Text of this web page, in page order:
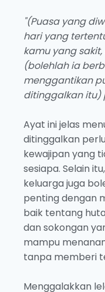
"(Puasa yang
hari yang
kamu yang
(bolehlah ia
menggantikan
ditinggalkan itu)
Ayat ini jelas
ditinggalkan
kewajipan yang
sesiapa. Selain
keluarga juga
penting dengan
baik tentang
dan sokongan
mampu
tanpa memberi
Menggalakkan